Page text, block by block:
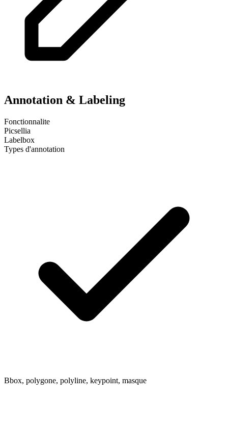
Annotation & Labeling
Fonctionnalite
Picsellia
Labelbox
Types d'annotation
Bbox, polygone, polyline, keypoint, masque